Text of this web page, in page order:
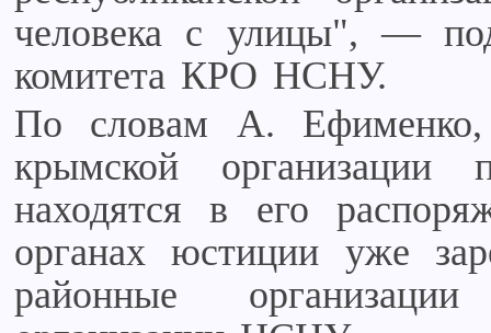
человека с улицы", —
комитета КРО НСНУ.
По словам А. Ефименко,
крымской организации
находятся в его
органах юстиции уже
районные